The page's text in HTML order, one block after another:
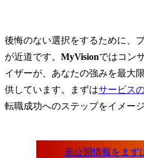
後悔のない選択をするために、
が近道です。 MyVisionではコン
イザーが、あなたの強みを最大
供しています。まずはサービス
転職成功へのステップをイメー